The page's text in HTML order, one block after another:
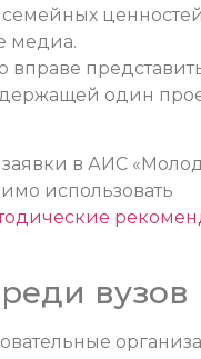
медиа.
один
в АИС
использовать
вузов